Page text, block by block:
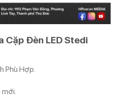
Cặp Đèn LED Stedi
Phù Hợp.
mới.